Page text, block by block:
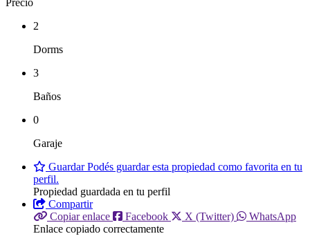
2
Dorms
3
Baños
0
Garaje
GuardarPodés guardar esta propiedad como favorita en tu
perfil.
Propiedad guardada en tu perfil
Compartir
Copiar enlace
Facebook X (Twitter)
WhatsApp
Enlace copiado correctamente